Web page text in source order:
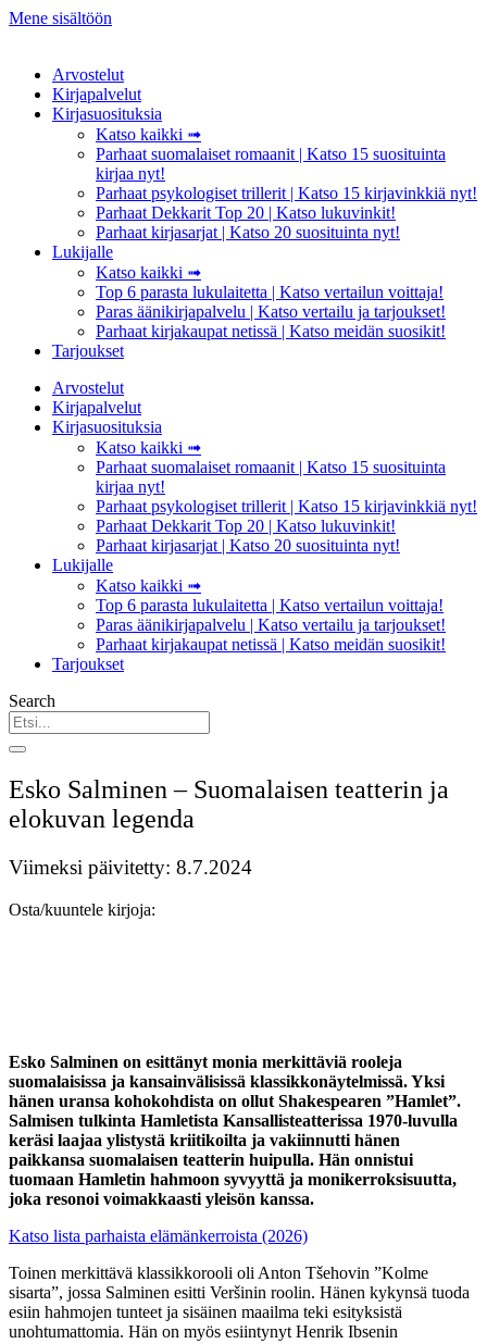
Mene sisältöön
Arvostelut
Kirjapalvelut
Kirjasuosituksia
Katso kaikki ➟
Parhaat suomalaiset romaanit | Katso 15 suosituinta
kirjaa nyt!
Parhaat psykologiset trillerit | Katso 15 kirjavinkkiä nyt!
Parhaat Dekkarit Top 20 | Katso lukuvinkit!
Parhaat kirjasarjat | Katso 20 suosituinta nyt!
Lukijalle
Katso kaikki ➟
Top 6 parasta lukulaitetta | Katso vertailun voittaja!
Paras äänikirjapalvelu | Katso vertailu ja tarjoukset!
Parhaat kirjakaupat netissä | Katso meidän suosikit!
Tarjoukset
Arvostelut
Kirjapalvelut
Kirjasuosituksia
Katso kaikki ➟
Parhaat suomalaiset romaanit | Katso 15 suosituinta
kirjaa nyt!
Parhaat psykologiset trillerit | Katso 15 kirjavinkkiä nyt!
Parhaat Dekkarit Top 20 | Katso lukuvinkit!
Parhaat kirjasarjat | Katso 20 suosituinta nyt!
Lukijalle
Katso kaikki ➟
Top 6 parasta lukulaitetta | Katso vertailun voittaja!
Paras äänikirjapalvelu | Katso vertailu ja tarjoukset!
Parhaat kirjakaupat netissä | Katso meidän suosikit!
Tarjoukset
Search
Esko Salminen – Suomalaisen teatterin ja
elokuvan legenda
Viimeksi päivitetty: 8.7.2024
Osta/kuuntele kirjoja:
Esko Salminen on esittänyt monia merkittäviä rooleja
suomalaisissa ja kansainvälisissä klassikkonäytelmissä. Yksi
hänen uransa kohokohdista on ollut Shakespearen ”Hamlet”.
Salmisen tulkinta Hamletista Kansallisteatterissa 1970-luvulla
keräsi laajaa ylistystä kriitikoilta ja vakiinnutti hänen
paikkansa suomalaisen teatterin huipulla. Hän onnistui
tuomaan Hamletin hahmoon syvyyttä ja monikerroksisuutta,
joka resonoi voimakkaasti yleisön kanssa.
Katso lista parhaista elämänkerroista (2026)
Toinen merkittävä klassikkorooli oli Anton Tšehovin ”Kolme
sisarta”, jossa Salminen esitti Veršinin roolin. Hänen kykynsä tuoda
esiin hahmojen tunteet ja sisäinen maailma teki esityksistä
unohtumattomia. Hän on myös esiintynyt Henrik Ibsenin